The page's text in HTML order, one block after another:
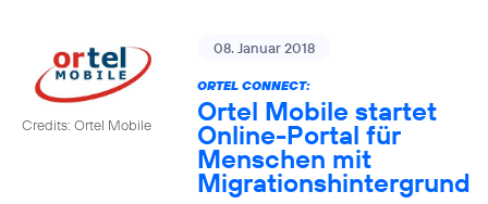
Credits: Ortel Mobile
08. Januar 2018
ORTEL CONNECT:
Ortel Mobile startet
Online-Portal für
Menschen mit
Migrationshintergrund